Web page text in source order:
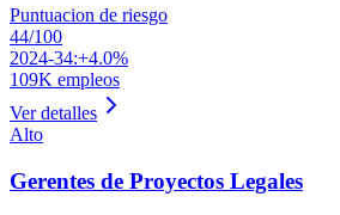
Puntuacion de riesgo
44/100
2024-34:+4.0%
109K empleos
Ver detalles
Alto
Gerentes de Proyectos Legales